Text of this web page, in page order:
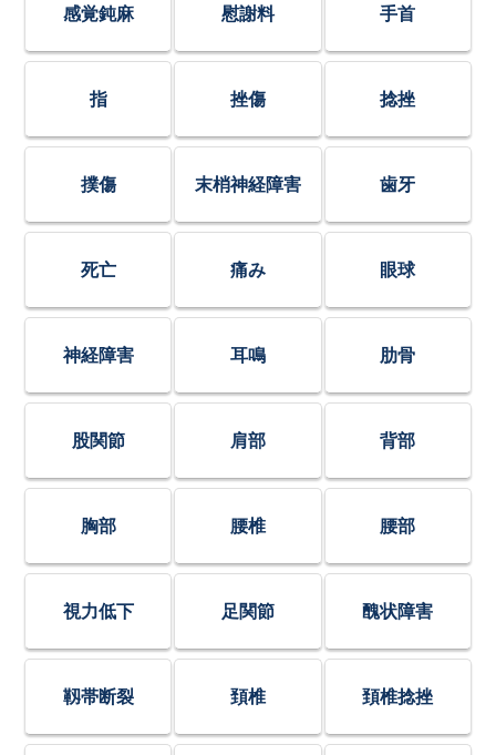
感覚鈍麻 慰謝料 手首
指 挫傷 捻挫
撲傷 末梢神経障害 歯牙
死亡 痛み 眼球
神経障害 耳鳴 肋骨
股関節 肩部 背部
胸部 腰椎 腰部
視力低下 足関節 醜状障害
靱帯断裂 頚椎 頚椎捻挫